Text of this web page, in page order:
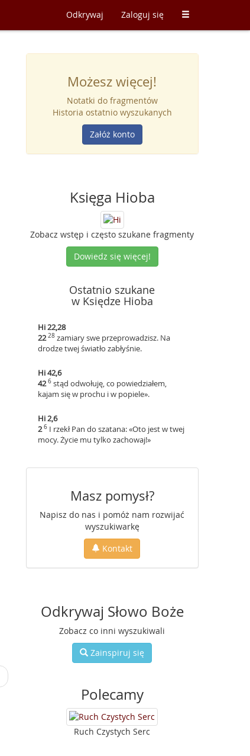
Odkrywaj Zaloguj się
Możesz więcej!
Notatki do fragmentów
Historia ostatnio wyszukanych
Załóż konto
Księga Hioba
Zobacz wstęp i często szukane fragmenty
Dowiedz się więcej!
Ostatnio szukane
w Księdze Hioba
Hi 22,28
2228 zamiary swe przeprowadzisz. Na
drodze twej światło zabłyśnie.
Hi 42,6
426 stąd odwołuję, co powiedziałem,
kajam się w prochu i w popiele».
Hi 2,6
26 I rzekł Pan do szatana: «Oto jest w twej
mocy. Życie mu tylko zachowaj!»
Masz pomysł?
Napisz do nas i pomóż nam rozwijać
wyszukiwarkę
Kontakt
Odkrywaj Słowo Boże
Zobacz co inni wyszukiwali
Zainspiruj się
Polecamy
Ruch Czystych Serc